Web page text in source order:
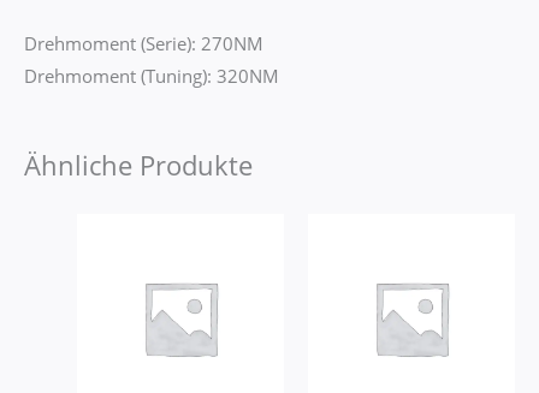
Drehmoment (Serie): 270NM
Drehmoment (Tuning): 320NM
Ähnliche Produkte